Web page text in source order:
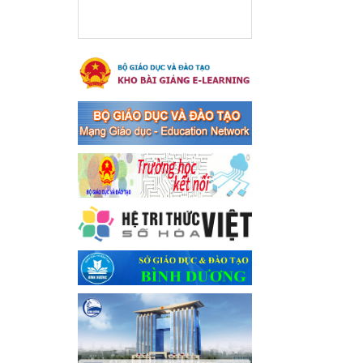
Hưởng ứng cuộc thi trực
tuyến "Tìm hiểu Nghị quyết
Trung ương 8 Khoá XIII"
Hưởng ứng cuộc thi trực tuyến
"Tìm hiểu Nghị quyết Trung
ương 8 Khoá XIII"
Ngày ban hành: 04/03/2024
Kế hoạch Triển khai công
tác tuyên truyền, đảm bảo
trật tự, an toàn giao thông
năm 2024 tại các cơ sở giáo
dục trên địa bàn thị xã Bến
Cát
Kế hoạch Triển khai công tác
tuyên truyền, đảm bảo trật tự,
an toàn giao thông năm 2024
tại các cơ sở giáo dục trên địa
bàn thị xã Bến Cát